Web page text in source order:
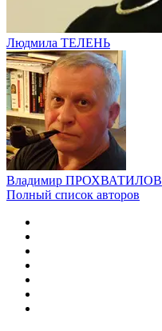
Людмила ТЕЛЕНЬ
Владимир ПРОХВАТИЛОВ
Полный список авторов